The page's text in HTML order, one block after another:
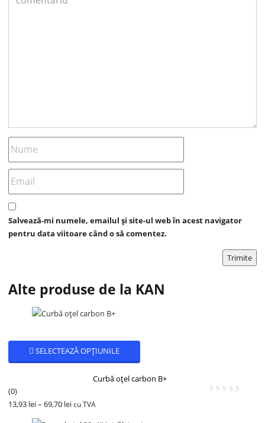
Salvează-mi numele, emailul și site-ul web în acest navigator
pentru data viitoare când o să comentez.
Alte produse de la KAN
SELECTEAZĂ OPȚIUNILE
Curbă oțel carbon B+
(0)
13,93 lei– 69,70 lei cu TVA